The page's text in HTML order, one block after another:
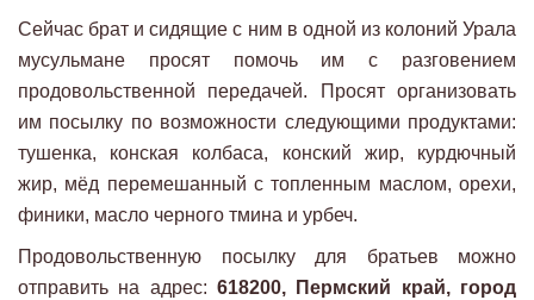
Сейчас брат и сидящие с ним в одной из колоний Урала
мусульмане просят помочь им с разговением
продовольственной передачей. Просят организовать
им посылку по возможности следующими продуктами:
тушенка, конская колбаса, конский жир, курдючный
жир, мёд перемешанный с топленным маслом, орехи,
финики, масло черного тмина и урбеч.
Продовольственную посылку для братьев можно
отправить на адрес: 618200, Пермский край, город